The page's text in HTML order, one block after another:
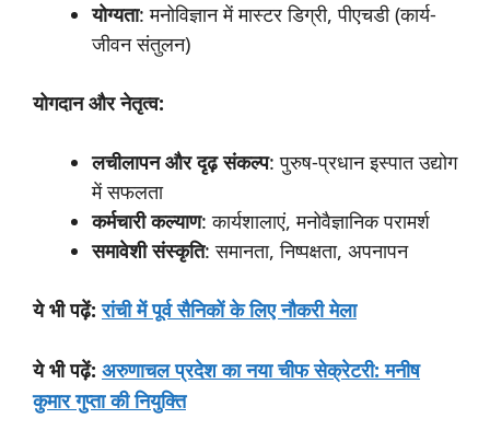
योग्यता: मनोविज्ञान में मास्टर डिग्री, पीएचडी (कार्य-
जीवन संतुलन)
योगदानऔरनेतृत्व:
लचीलापनऔरदृढ़संकल्प: पुरुष-प्रधान इस्पात उद्योग
में सफलता
कर्मचारीकल्याण: कार्यशालाएं, मनोवैज्ञानिक परामर्श
समावेशीसंस्कृति: समानता, निष्पक्षता, अपनापन
ये भी पढ़ें:रांची में पूर्व सैनिकों के लिए नौकरी मेला
ये भी पढ़ें: अरुणाचल प्रदेश का नया चीफ सेक्रेटरी: मनीष
कुमार गुप्ता की नियुक्ति